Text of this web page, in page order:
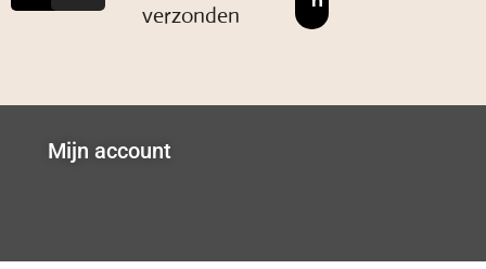
verzonden
Mijn account